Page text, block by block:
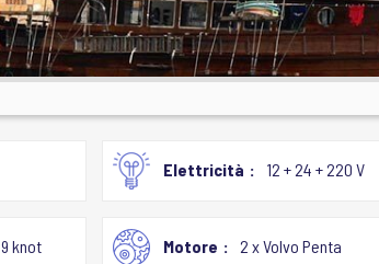
Elettricità 12 + 24 + 220 V
9 knot Motore 2 x Volvo Penta